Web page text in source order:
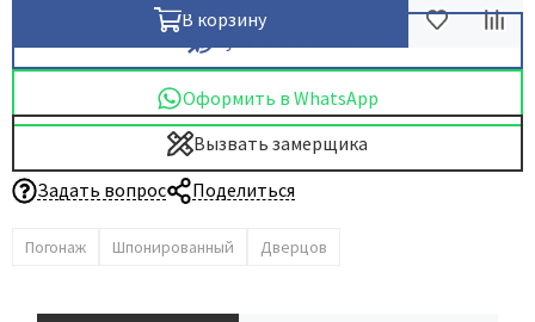
В корзину
Оформить в WhatsApp
Вызвать замерщика
Задать вопрос
Поделиться
Погонаж Шпонированный Дверцов